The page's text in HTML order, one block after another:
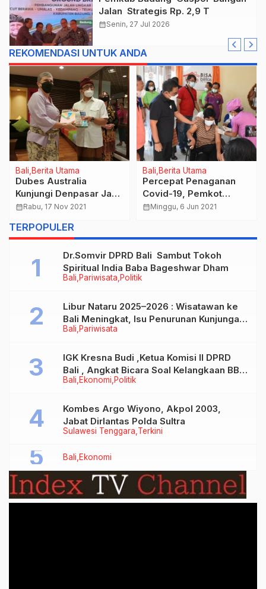
Jalan Strategis Rp. 2,9 T
calendar_monthSenin, 27 Jul 2026
REKOMENDASI UNTUK ANDA
Bali Berita Utama
Dubes Australia
Kunjungi Denpasar Jaya
Negara Harapkan Jadi
Pariwisata dan
Pemulihan Ekonomi
calendar_monthRabu, 17 Nov 2021
Bali Berita Utama
Percepat Penaganan
Covid-19, Pemkot
Denpasar Berikan
dan Skizofrenia
calendar_monthMinggu, 6 Jun 2021
TERPOPULER
Bali Pariwisata Politik
Dr.Somvir DPRD Bali Sambut Tokoh
Spiritual India Baba Bageshwar Dham
Bali Pariwisata
Libur Nataru 2025–2026 : Wisatawan ke
Bali Meningkat, Isu Penurunan Kunjungan
Tidak Benar
Bali Ekonomi Politik
IGK Kresna Budi ,Ketua Komisi II DPRD
Bali , Angkat Bicara Soal Kelangkaan BBM
Bersubsidi Jenis Solar
Sulawesi Tenggara Terkini
Kombes Argo Wiyono, Akpol 2003,
Jabat Dirlantas Polda Sultra
Bali Ekonomi